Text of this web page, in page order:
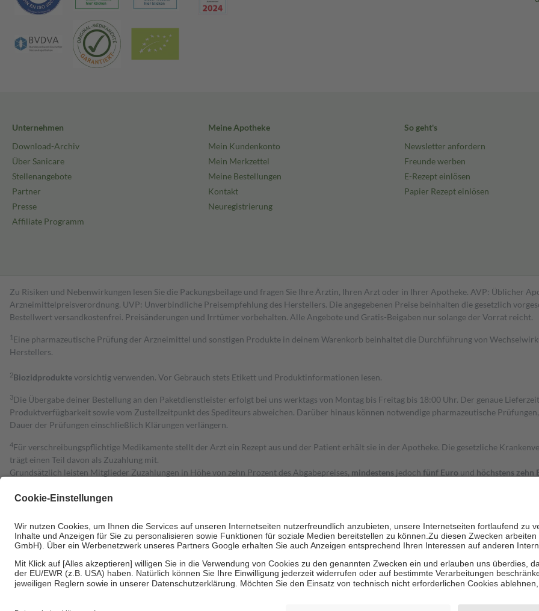
Unternehmen
Download-Archiv
Über Sanicare
Stellenangebote
Partner
Presse
Affiliate Programm
Meine Apotheke
Mein Kundenkonto
Mein Merkzettel
Meine Bestellungen
Kontakt
Neuregistrierung
So geht's
Newsletter anfordern
Freunde werben
E-Rezept einlösen
Papier Rezept einlösen
Zu Risiken und Nebenwirkungen lesen Sie die Packungsbeilage und fragen Sie Ihre Ärztin, Ihren Arzt oder in Ihrer Apotheke. AVP: Üblicher
Arzneimittelpreisverordnung. UVP: Unverbindliche Preisempfehlung des Herstellers. Die angegebenen Preise beinhalten die gesetzlich
Bestell­wert versand­kosten­frei. Preisänderungen und Irrtümer vorbehalten. Alle Angebote und Gratis-Beigaben nur solange der Vorrat reicht.
1 Eine pharmazeutische Prüfung der Arzneimittel und sonstigen Produkte in deinem Warenkorb beinhaltet die Durchführung von
Herstellers.
2Biozidproduktevorsichtig verwenden. Vor Gebrauch stets Etikett und Produktinformationen lesen.
3Die Übergabe deiner Bestellung an den Paketdienstleister erfolgt bei uns werktags von Montag bis Freitag bis 18:00 Uhr. Der genaue
Produktverfügbarkeit sowie vom Zustellzeitpunkt des Spediteurs abweichen. Darüber hinaus können notwendige pharmazeutische
Dauer der Prüfungen einschließlich Klärungen verlängern.
4Für verschreibungspflichtige Medikamente stellt der Arzt ein Rezept aus und der Patient erhält sie in der Apotheke. Die gesetzliche
trägt einen Teil davon als Zuzahlung mit.
Grundsätzlich leisten Mitglieder Zuzahlungen in Höhe von zehn Prozent des Abgabepreises, mindestens jedoch fünf Euro und höchstens zehn
Diese Regeln gelten grundsätzlich auch für Online-Apotheken.
Um das Engagement der Versicherten für ihre eigene Gesundheit zu stärken und die besondere Stellung der Familie zu unterstützen, fallen
• Kindern und Jugendlichen bis zum vollendeten 18. Lebensjahr mit Ausnahme der Fahrkosten
• Untersuchungen zur Vorsorge und Früherkennung, die von der GKV getragen werden
• empfohlenen Schutzimpfungen
• Harn- und Blutteststreifen
Informationen findest du hier: https://help.etrusted.com/hc/de/articles/4419944605341